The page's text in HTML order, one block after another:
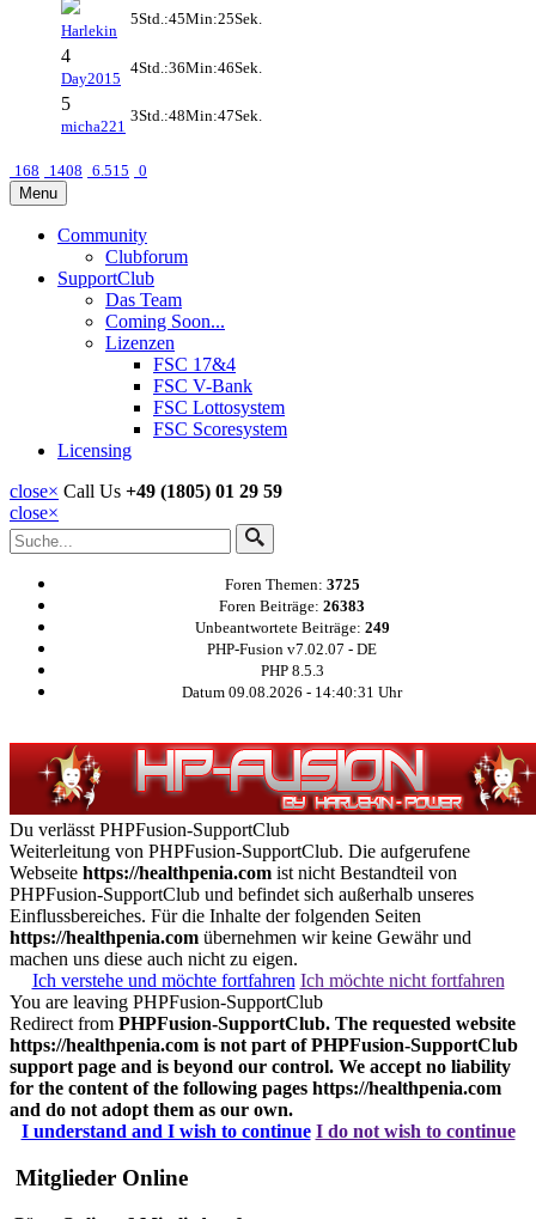
Harlekin
5Std.:45Min:25Sek.
4
Day2015
4Std.:36Min:46Sek.
5
micha221
3Std.:48Min:47Sek.
168 1408 6.515 0
Menu
Community
Clubforum
SupportClub
Das Team
Coming Soon...
Lizenzen
FSC 17&4
FSC V-Bank
FSC Lottosystem
FSC Scoresystem
Licensing
close× Call Us +49 (1805) 01 29 59
close×
Foren Themen: 3725
Foren Beiträge: 26383
Unbeantwortete Beiträge: 249
PHP-Fusion v7.02.07 - DE
PHP 8.5.3
Datum 09.08.2026 - 14:40:32 Uhr
Du verlässt PHPFusion-SupportClub
Weiterleitung von PHPFusion-SupportClub. Die aufgerufene
Webseite https://healthpenia.com ist nicht Bestandteil von
PHPFusion-SupportClub und befindet sich außerhalb unseres
Einflussbereiches. Für die Inhalte der folgenden Seiten
https://healthpenia.com übernehmen wir keine Gewähr und
machen uns diese auch nicht zu eigen.
Ich verstehe und möchte fortfahren Ich möchte nicht fortfahren
You are leaving PHPFusion-SupportClub
Redirect from PHPFusion-SupportClub. The requested website
https://healthpenia.com is not part of PHPFusion-SupportClub
support page and is beyond our control. We accept no liability
for the content of the following pages https://healthpenia.com
and do not adopt them as our own.
I understand and I wish to continue I do not wish to continue
Mitglieder Online